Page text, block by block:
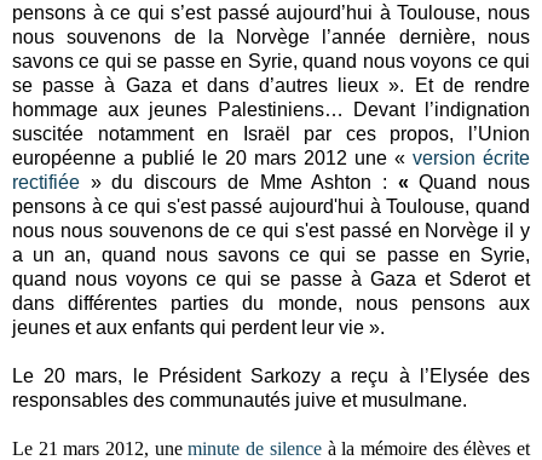
pensons à ce qui s’est passé aujourd’hui à Toulouse, nous
nous souvenons de la Norvège l’année dernière, nous
savons ce qui se passe en Syrie, quand nous voyons ce qui
se passe à Gaza et dans d’autres lieux ». Et de rendre
hommage aux jeunes Palestiniens… Devant l’indignation
suscitée notamment en Israël par ces propos, l’Union
européenne a publié le 20 mars 2012 une « version écrite
rectifiée » du discours de Mme Ashton : «Quand nous
pensons à ce qui s'est passé aujourd'hui à Toulouse, quand
nous nous souvenons de ce qui s'est passé en Norvège il y
a un an, quand nous savons ce qui se passe en Syrie,
quand nous voyons ce qui se passe à Gaza et Sderot et
dans différentes parties du monde, nous pensons aux
jeunes et aux enfants qui perdent leur vie ».
Le 20 mars, le Président Sarkozy a reçu à l’Elysée des
responsables des communautés juive et musulmane.
Le 21 mars 2012, uneminute de silenceà la mémoire des élèves et